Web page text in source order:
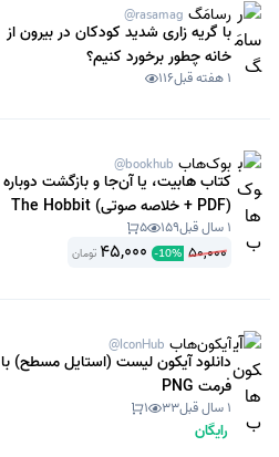
رسامَگ @rasamag
با گریه زاری شدید کودکان در بیرون از
خانه چطور برخورد کنیم؟
1 هفته قبل 116
بوک‌هاب @bookhub
کتاب هابیت، یا آن‌جا و بازگشت دوباره
(PDF + خلاصه صوتی) The Hobbit
1 سال قبل 159
5
50,000
-10%
45,000 تومان
آیکون‌هاب @IconHub
دانلود آیکون لیست (استایل مسطح) با
فرمت PNG
1 سال قبل 33
1
رایگان